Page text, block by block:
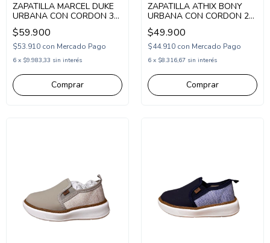
ZAPATILLA MARCEL DUKE
URBANA CON CORDON 32-
38 (1MDUKE)
$59.900
$53.910 con Mercado Pago
6 x $9.983,33 sin interés
Comprar
ZAPATILLA ATHIX BONY
URBANA CON CORDON 29-
35 (1ATBONY)
$49.900
$44.910 con Mercado Pago
6 x $8.316,67 sin interés
Comprar